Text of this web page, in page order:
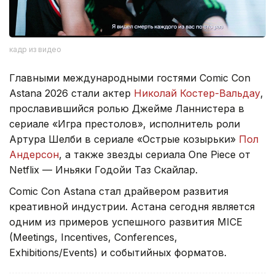
кадр из видео
Главными международными гостями Comic Con
Astana 2026 стали актер Николай Костер-Вальдау,
прославившийся ролью Джейме Ланнистера в
сериале «Игра престолов», исполнитель роли
Артура Шелби в сериале «Острые козырьки» Пол
Андерсон, а также звезды сериала One Piece от
Netflix — Иньяки Годойи Таз Скайлар.
Comic Con Astana стал драйвером развития
креативной индустрии. Астана сегодня является
одним из примеров успешного развития MICE
(Meetings, Incentives, Conferences,
Exhibitions/Events) и событийных форматов.